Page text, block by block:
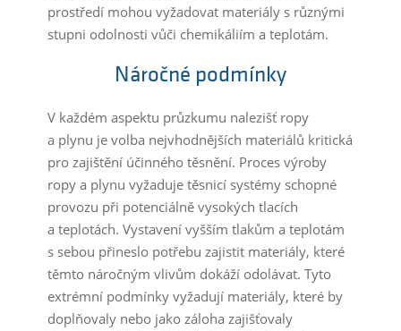
prostředí mohou vyžadovat materiály s různými
stupni odolnosti vůči chemikáliím a teplotám.
Náročné podmínky
V každém aspektu průzkumu nalezišť ropy
a plynu je volba nejvhodnějších materiálů kritická
pro zajištění účinného těsnění. Proces výroby
ropy a plynu vyžaduje těsnicí systémy schopné
provozu při potenciálně vysokých tlacích
a teplotách. Vystavení vyšším tlakům a teplotám
s sebou přineslo potřebu zajistit materiály, které
těmto náročným vlivům dokáží odolávat. Tyto
extrémní podmínky vyžadují materiály, které by
doplňovaly nebo jako záloha zajišťovaly